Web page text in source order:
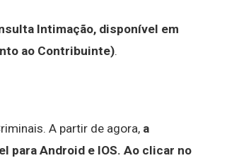
Intimação, disponível em
ao Contribuinte).
A partir de agora, a
para Android e IOS. Ao clicar no